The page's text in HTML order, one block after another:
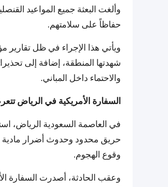
وألغت البعثة جميع المواعيد
حفاظاً على سلامتهم.
ويأتي هذا الإجراء في ظل
شهدتها المنطقة، إضافة إلى
والاحتماء داخل المباني.
السفارة الأمريكية في الرياض
في العاصمة السعودية الرياض،
حريق محدود وحدوث أضرار مادية
وقوع الهجوم.
وعقب الحادثة، أصدرت السفارة